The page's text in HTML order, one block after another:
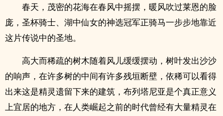
春天，茂密的花海在春风中摇摆，暖风吹过莱恩的脸
庞，圣杯骑士、湖中仙女的神选冠军正骑马一步步地靠近
这片传说中的圣地。
高大而稀疏的树木随着风儿缓缓摆动，树叶发出沙沙
的响声，在许多树的中间有许多残垣断壁，依稀可以看得
出来这是精灵遗留下来的建筑，布列塔尼亚是个真正意义
上宜居的地方，在人类崛起之前的时代曾经有大量精灵在